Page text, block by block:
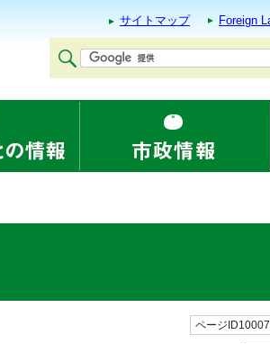
サイトマップ Foreign
ページ